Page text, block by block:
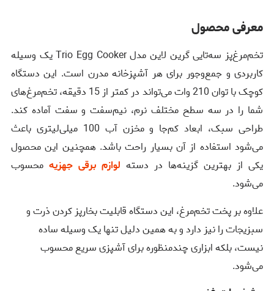
معرفی محصول
تخم‌مرغ‌پز سه‌تایی گرین لاین مدل Trio Egg Cooker یک وسیله
کاربردی و جمع‌وجور برای هر آشپزخانه مدرن است. این دستگاه
کوچک با توان 210 وات می‌تواند در کمتر از 15 دقیقه، تخم‌مرغ‌های
شما را در سه سطح مختلف نرم، نیم‌سفت و سفت آماده کند.
طراحی سبک، ابعاد کم‌جا و مخزن آب 100 میلی‌لیتری باعث
می‌شود استفاده از آن بسیار راحت باشد. همچنین این محصول
یکی از بهترین گزینه‌ها در دسته لوازم برقی جهزیه محسوب
می‌شود.
علاوه بر پخت تخم‌مرغ، این دستگاه قابلیت بخارپز کردن ذرت و
سبزیجات را نیز دارد و به همین دلیل تنها یک وسیله ساده
نیست، بلکه ابزاری چندمنظوره برای آشپزی سریع محسوب
می‌شود.